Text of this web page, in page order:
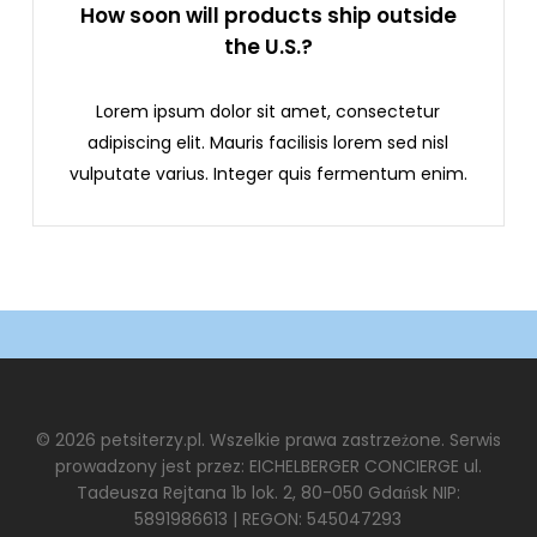
How soon will products ship outside
the U.S.?
Lorem ipsum dolor sit amet, consectetur
adipiscing elit. Mauris facilisis lorem sed nisl
vulputate varius. Integer quis fermentum enim.
© 2026 petsiterzy.pl. Wszelkie prawa zastrzeżone. Serwis
prowadzony jest przez: EICHELBERGER CONCIERGE ul.
Tadeusza Rejtana 1b lok. 2, 80-050 Gdańsk NIP:
5891986613 | REGON: 545047293